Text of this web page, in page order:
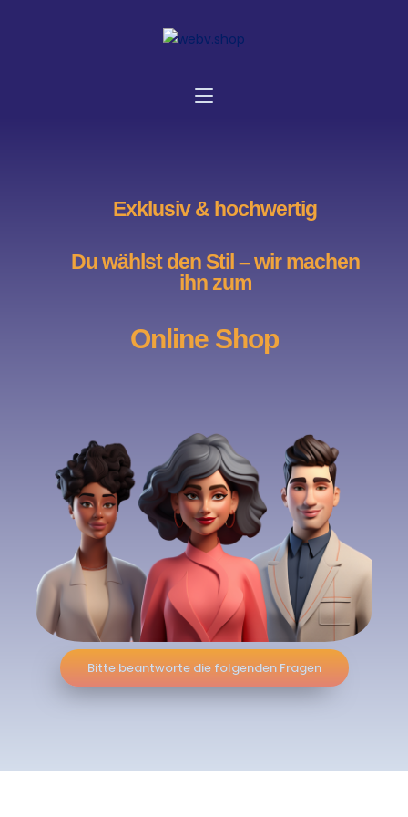
Exklusiv & hochwertig
Du wählst den Stil – wir machen
ihn zum
Online Shop
Bitte beantworte die folgenden Fragen